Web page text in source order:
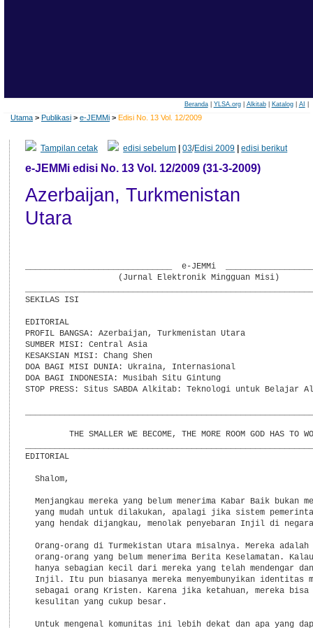
Beranda| YLSA.org| Alkitab| Katalog| AI
Utama > Publikasi > e-JEMMi > Edisi No. 13 Vol. 12/2009
Tampilan cetak edisi sebelum |03/Edisi 2009 |edisi berikut
e-JEMMi edisi No. 13 Vol. 12/2009 (31-3-2009)
Azerbaijan, Turkmenistan
Utara
______________________________  e-JEMMi
                   (Jurnal Elektronik Mingguan Misi)
SEKILAS ISI
EDITORIAL
PROFIL BANGSA: Azerbaijan, Turkmenistan Utara
SUMBER MISI: Central Asia
KESAKSIAN MISI: Chang Shen
DOA BAGI MISI DUNIA: Ukraina, Internasional
DOA BAGI INDONESIA: Musibah Situ Gintung
STOP PRESS: Situs SABDA Alkitab: Teknologi untuk Belajar
THE SMALLER WE BECOME, THE MORE ROOM GOD HAS TO
EDITORIAL
  Shalom,
Menjangkau mereka yang belum menerima Kabar Baik bukan
yang mudah untuk dilakukan, apalagi jika sistem
yang hendak dijangkau, menolak penyebaran Injil di
Orang-orang di Turmekistan Utara misalnya. Mereka adalah
orang-orang yang belum menerima Berita Keselamatan.
hanya sebagian kecil dari mereka yang telah mendengar
Injil. Itu pun biasanya mereka menyembunyikan identitas
sebagai orang Kristen. Karena jika ketahuan, mereka bisa
  kesulitan yang cukup besar.
Untuk mengenal komunitas ini lebih dekat dan apa yang